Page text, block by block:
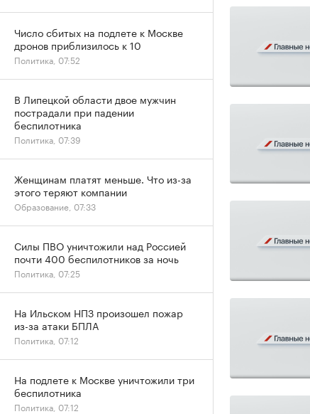
Число сбитых на подлете к Москве
дронов приблизилось к 10
Политика, 07:52
В Липецкой области двое мужчин
пострадали при падении
беспилотника
Политика, 07:39
Женщинам платят меньше. Что из-за
этого теряют компании
Образование, 07:33
Силы ПВО уничтожили над Россией
почти 400 беспилотников за ночь
Политика, 07:25
На Ильском НПЗ произошел пожар
из-за атаки БПЛА
Политика, 07:12
На подлете к Москве уничтожили три
беспилотника
Политика, 07:12